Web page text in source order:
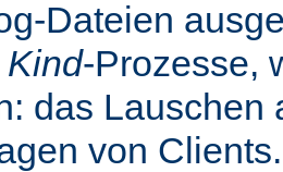
Dateien
Kind-Prozesse,
das Lauschen
von